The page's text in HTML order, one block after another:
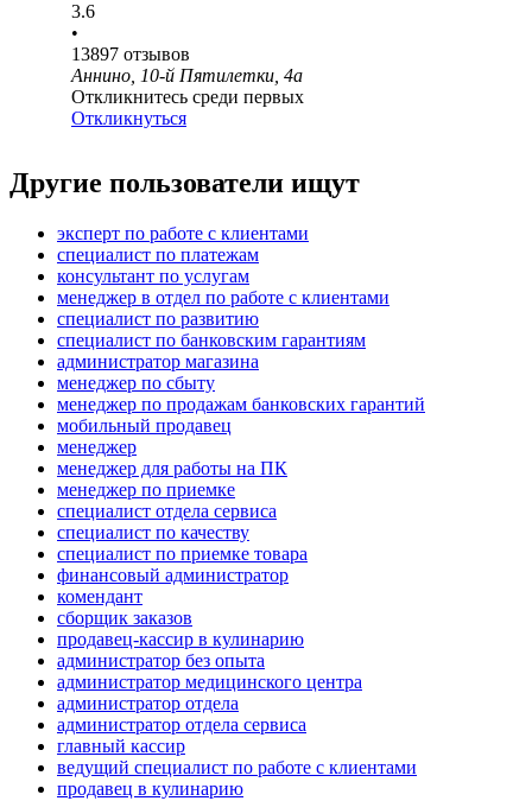
3.6
•
13897 отзывов
Аннино, 10-й Пятилетки, 4а
Откликнитесь среди первых
Откликнуться
Другие пользователи ищут
эксперт по работе с клиентами
специалист по платежам
консультант по услугам
менеджер в отдел по работе с клиентами
специалист по развитию
специалист по банковским гарантиям
администратор магазина
менеджер по сбыту
менеджер по продажам банковских гарантий
мобильный продавец
менеджер
менеджер для работы на ПК
менеджер по приемке
специалист отдела сервиса
специалист по качеству
специалист по приемке товара
финансовый администратор
комендант
сборщик заказов
продавец-кассир в кулинарию
администратор без опыта
администратор медицинского центра
администратор отдела
администратор отдела сервиса
главный кассир
ведущий специалист по работе с клиентами
продавец в кулинарию